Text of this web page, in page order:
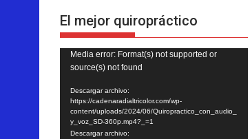
El mejor quiropráctico
Reproductor
de
vídeo
Media error: Format(s) not supported or
source(s) not found
Descargar archivo:
https://cadenaradialtricolor.com/wp-
content/uploads/2024/06/Quiropractico_con_audio_
y_voz_SD-360p.mp4?_=1
Descargar archivo: